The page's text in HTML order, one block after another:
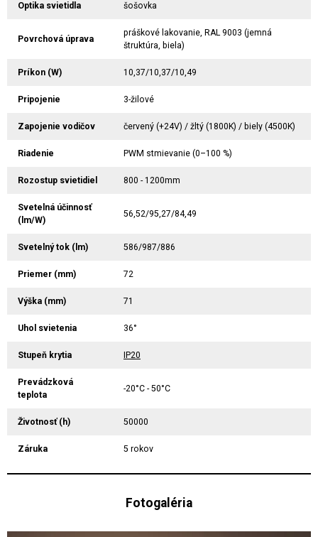
Optika svietidla šošovka
Povrchová úprava
práškové lakovanie, RAL 9003 (jemná
štruktúra, biela)
Príkon (W) 10,37/10,37/10,49
Pripojenie 3-žilové
Zapojenie vodičov červený (+24V) / žltý (1800K) / biely (4500K)
Riadenie PWM stmievanie (0–100 %)
Rozostup svietidiel 800 - 1200mm
Svetelná účinnosť
(lm/W)
56,52/95,27/84,49
Svetelný tok (lm) 586/987/886
Priemer (mm) 72
Výška (mm) 71
Uhol svietenia 36°
Stupeň krytia IP20
Prevádzková
teplota
-20°C - 50°C
Životnosť (h) 50000
Záruka 5 rokov
Fotogaléria